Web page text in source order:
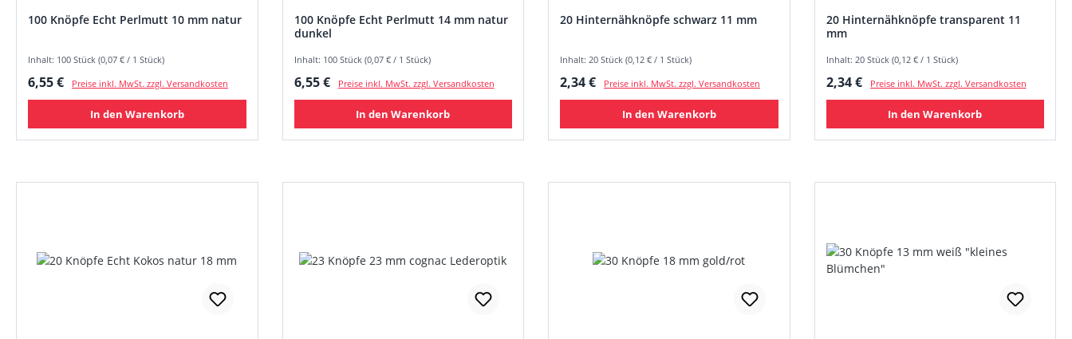
100 Knöpfe Echt Perlmutt 10 mm natur
Inhalt: 100 Stück (0,07 € / 1 Stück)
Regulärer Preis:
6,55 € Preise inkl. MwSt. zzgl. Versandkosten
In den Warenkorb
100 Knöpfe Echt Perlmutt 14 mm natur
dunkel
Inhalt: 100 Stück (0,07 € / 1 Stück)
Regulärer Preis:
6,55 € Preise inkl. MwSt. zzgl. Versandkosten
In den Warenkorb
20 Hinternähknöpfe schwarz 11 mm
Inhalt: 20 Stück (0,12 € / 1 Stück)
Regulärer Preis:
2,34 € Preise inkl. MwSt. zzgl. Versandkosten
In den Warenkorb
20 Hinternähknöpfe transparent 11
mm
Inhalt: 20 Stück (0,12 € / 1 Stück)
Regulärer Preis:
2,34 € Preise inkl. MwSt. zzgl. Versandkosten
In den Warenkorb